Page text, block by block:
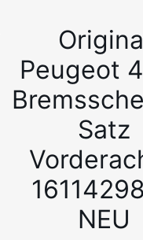
Peugeot
Satz
NEU